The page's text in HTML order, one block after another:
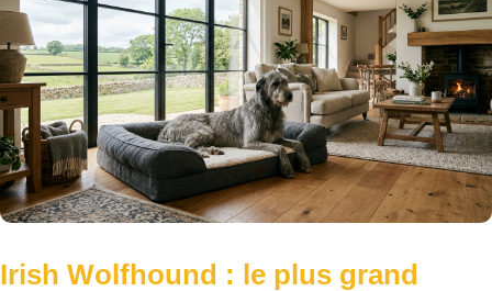
Irish Wolfhound : le plus grand